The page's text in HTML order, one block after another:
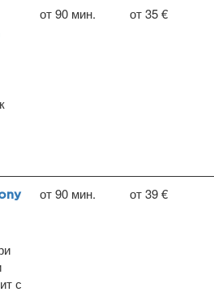
от 90 мин. от 35 €
с
от 90 мин. от 39 €